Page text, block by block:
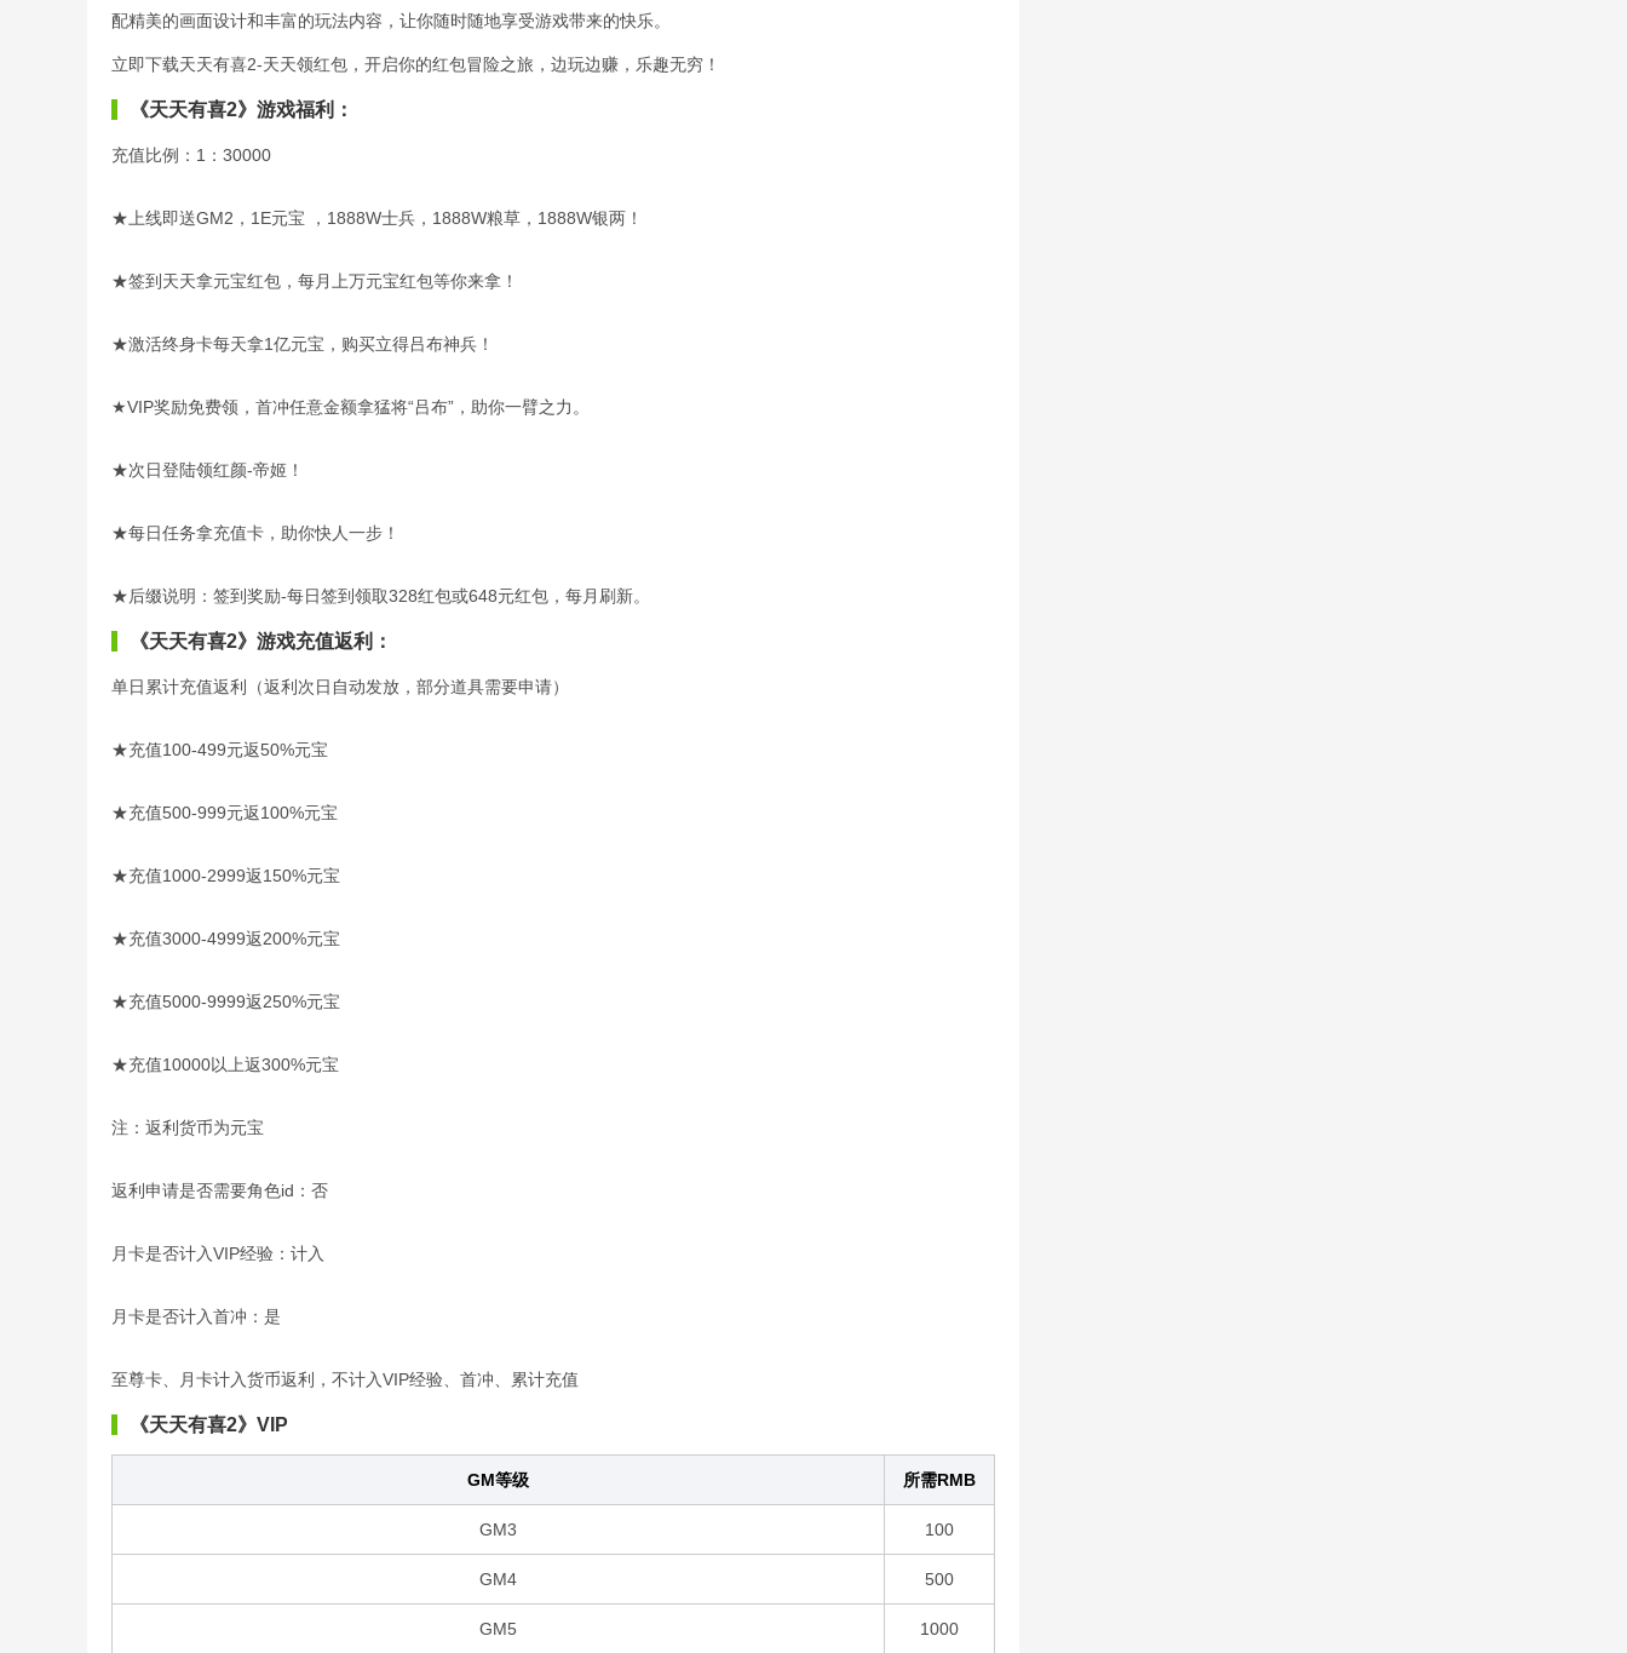
配精美的画面设计和丰富的玩法内容，让你随时随地享受游戏带来的快乐。
立即下载天天有喜2-天天领红包，开启你的红包冒险之旅，边玩边赚，乐趣无穷！
《天天有喜2》游戏福利：
充值比例：1：30000
★上线即送GM2，1E元宝 ，1888W士兵，1888W粮草，1888W银两！
★签到天天拿元宝红包，每月上万元宝红包等你来拿！
★激活终身卡每天拿1亿元宝，购买立得吕布神兵！
★VIP奖励免费领，首冲任意金额拿猛将“吕布”，助你一臂之力。
★次日登陆领红颜-帝姬！
★每日任务拿充值卡，助你快人一步！
★后缀说明：签到奖励-每日签到领取328红包或648元红包，每月刷新。
《天天有喜2》游戏充值返利：
单日累计充值返利（返利次日自动发放，部分道具需要申请）
★充值100-499元返50%元宝
★充值500-999元返100%元宝
★充值1000-2999返150%元宝
★充值3000-4999返200%元宝
★充值5000-9999返250%元宝
★充值10000以上返300%元宝
注：返利货币为元宝
返利申请是否需要角色id：否
月卡是否计入VIP经验：计入
月卡是否计入首冲：是
至尊卡、月卡计入货币返利，不计入VIP经验、首冲、累计充值
《天天有喜2》VIP
GM等级 所需RMB
GM3 100
GM4 500
GM5 1000